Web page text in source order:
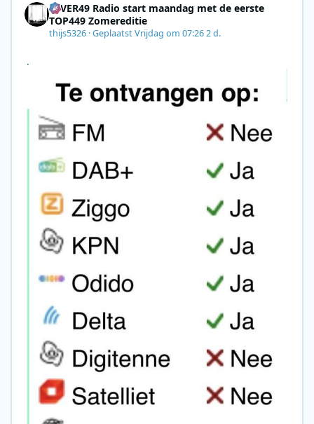
4EVER49 Radio start maandag met de eerste
TOP449 Zomereditie
thijs5326 ·GeplaatstVrijdag om 07:262 d.
.